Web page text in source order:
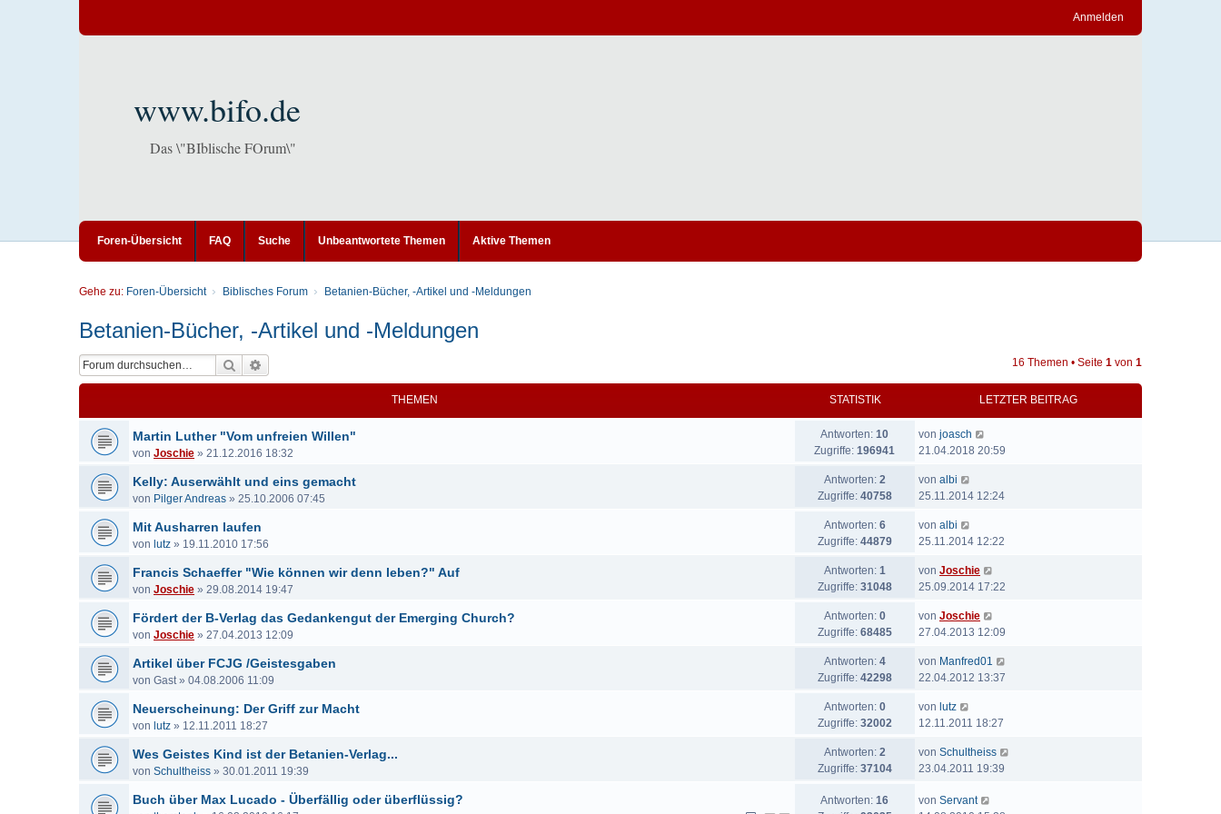
Anmelden
www.bifo.de
Das \"BIblische FOrum\"
Foren-Übersicht FAQ Suche Unbeantwortete Themen Aktive Themen
Gehe zu: Foren-Übersicht Biblisches Forum Betanien-Bücher, -Artikel und -Meldungen
Betanien-Bücher, -Artikel und -Meldungen
Suche 16 Themen • Seite 1 von 1
THEMEN STATISTIK LETZTER BEITRAG
Martin Luther "Vom unfreien Willen"
von Joschie » 21.12.2016 18:32
Antworten: 10
Zugriffe: 196941
von joasch
21.04.2018 20:59
Kelly: Auserwählt und eins gemacht
von Pilger Andreas » 25.10.2006 07:45
Antworten: 2
Zugriffe: 40758
von albi
25.11.2014 12:24
Mit Ausharren laufen
von lutz » 19.11.2010 17:56
Antworten: 6
Zugriffe: 44879
von albi
25.11.2014 12:22
Francis Schaeffer "Wie können wir denn leben?" Auf
von Joschie » 29.08.2014 19:47
Antworten: 1
Zugriffe: 31048
von Joschie
25.09.2014 17:22
Fördert der B-Verlag das Gedankengut der Emerging Church?
von Joschie » 27.04.2013 12:09
Antworten: 0
Zugriffe: 68485
von Joschie
27.04.2013 12:09
Artikel über FCJG /Geistesgaben
von Gast» 04.08.2006 11:09
Antworten: 4
Zugriffe: 42298
von Manfred01
22.04.2012 13:37
Neuerscheinung: Der Griff zur Macht
von lutz » 12.11.2011 18:27
Antworten: 0
Zugriffe: 32002
von lutz
12.11.2011 18:27
Wes Geistes Kind ist der Betanien-Verlag...
von Schultheiss » 30.01.2011 19:39
Antworten: 2
Zugriffe: 37104
von Schultheiss
23.04.2011 19:39
Buch über Max Lucado - Überfällig oder überflüssig? Antworten: 16
von Servant